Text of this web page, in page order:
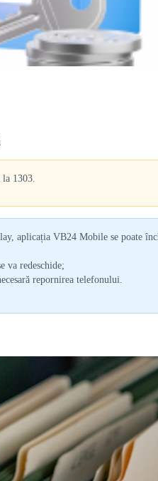
la 1303.
aplicația VB24 Mobile se poate
va redeschide;
repornirea telefonului.